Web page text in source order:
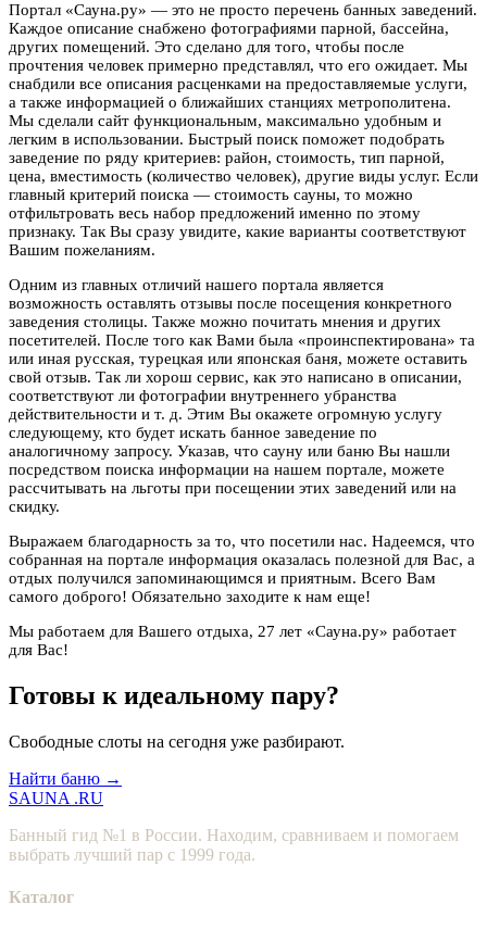
Портал «Сауна.ру» — это не просто перечень банных заведений.
Каждое описание снабжено фотографиями парной, бассейна,
других помещений. Это сделано для того, чтобы после
прочтения человек примерно представлял, что его ожидает. Мы
снабдили все описания расценками на предоставляемые услуги,
а также информацией о ближайших станциях метрополитена.
Мы сделали сайт функциональным, максимально удобным и
легким в использовании. Быстрый поиск поможет подобрать
заведение по ряду критериев: район, стоимость, тип парной,
цена, вместимость (количество человек), другие виды услуг. Если
главный критерий поиска — стоимость сауны, то можно
отфильтровать весь набор предложений именно по этому
признаку. Так Вы сразу увидите, какие варианты соответствуют
Вашим пожеланиям.
Одним из главных отличий нашего портала является
возможность оставлять отзывы после посещения конкретного
заведения столицы. Также можно почитать мнения и других
посетителей. После того как Вами была «проинспектирована» та
или иная русская, турецкая или японская баня, можете оставить
свой отзыв. Так ли хорош сервис, как это написано в описании,
соответствуют ли фотографии внутреннего убранства
действительности и т. д. Этим Вы окажете огромную услугу
следующему, кто будет искать банное заведение по
аналогичному запросу. Указав, что сауну или баню Вы нашли
посредством поиска информации на нашем портале, можете
рассчитывать на льготы при посещении этих заведений или на
скидку.
Выражаем благодарность за то, что посетили нас. Надеемся, что
собранная на портале информация оказалась полезной для Вас, а
отдых получился запоминающимся и приятным. Всего Вам
самого доброго! Обязательно заходите к нам еще!
Мы работаем для Вашего отдыха, 27 лет «Сауна.ру» работает
для Вас!
Готовы к идеальному пару?
Свободные слоты на сегодня уже разбирают.
Найти баню →
SAUNA .RU
Банный гид №1 в России. Находим, сравниваем и помогаем
выбрать лучший пар с 1999 года.
Каталог